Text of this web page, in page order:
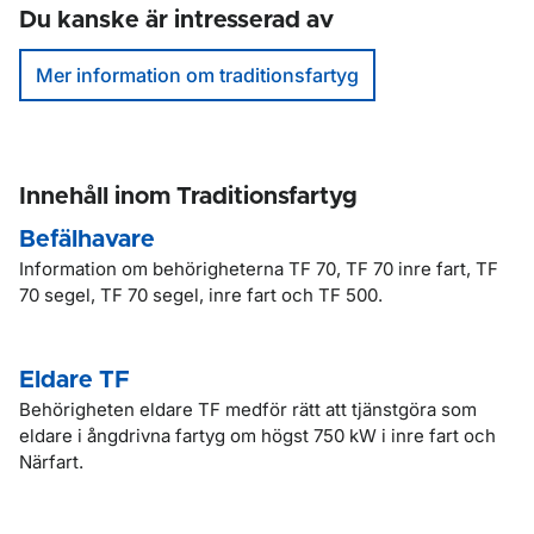
Du kanske är intresserad av
Mer information om traditionsfartyg
Innehåll inom Traditionsfartyg
Befälhavare
Information om behörigheterna TF 70, TF 70 inre fart, TF
70 segel, TF 70 segel, inre fart och TF 500.
Eldare TF
Behörigheten eldare TF medför rätt att tjänstgöra som
eldare i ångdrivna fartyg om högst 750 kW i inre fart och
Närfart.